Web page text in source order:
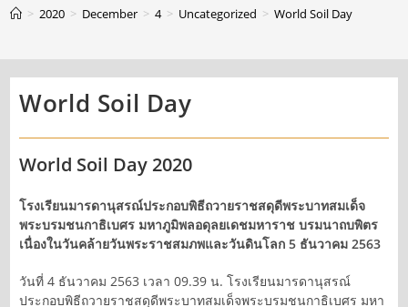
> 2020 > December > 4 > Uncategorized > World Soil Day
World Soil Day
World Soil Day 2020
โรงเรียนมารดานุสรณ์ประกอบพิธีถวายราชสดุดีพระบาทสมเด็จ
พระบรมชนกาธิเบศร มหาภูมิพลอดุลยเดชมหาราช บรมนาถบพิตร
เนื่องในวันคล้ายวันพระราชสมภพและวันดินโลก 5 ธันวาคม 2563
วันที่ 4 ธันวาคม 2563 เวลา 09.39 น. โรงเรียนมารดานุสรณ์
ประกอบพิธีถวายราชสดุดีพระบาทสมเด็จพระบรมชนกาธิเบศร มหา